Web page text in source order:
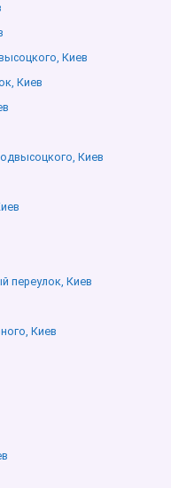
Киев
Киев
Киев
переулок, Киев
Киев